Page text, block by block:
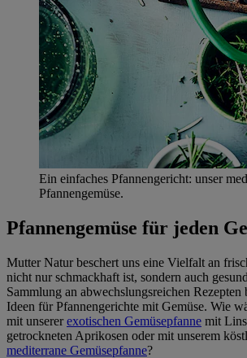
Ein einfaches Pfannengericht: unser
Pfannengemüse.
Pfannengemüse für jeden
Mutter Natur beschert uns eine Vielfalt an
nicht nur schmackhaft ist, sondern auch
Sammlung an abwechslungsreichen Rezepten
Ideen für Pfannengerichte mit Gemüse. Wie
mit unserer exotischen Gemüsepfanne mit
getrockneten Aprikosen oder mit unserem
mediterrane Gemüsepfanne?